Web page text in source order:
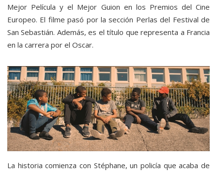
Mejor Película y el Mejor Guion en los Premios del Cine
Europeo. El filme pasó por la sección Perlas del Festival de
San Sebastián. Además, es el título que representa a Francia
en la carrera por el Oscar.
La historia comienza con Stéphane, un policía que acaba de